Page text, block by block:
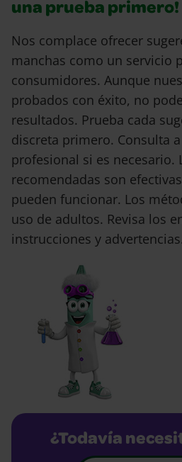
una prueba primero!
Nos complace ofrecer
manchas como un servicio
consumidores. Aunque
probados con éxito, no
resultados. Prueba cada
discreta primero. Consulta
profesional si es necesario.
recomendadas son
pueden funcionar. Los
uso de adultos. Revisa los
instrucciones y advertencias.
¿Todavía